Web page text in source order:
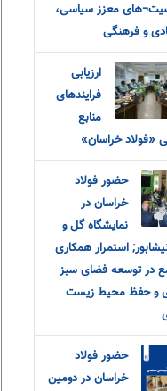
معزز سیاسی،
و فرهنگی
ارزیابی
فرایندهای
منابع
«فولاد خراسان»
حضور فولاد
خراسان در
نمایشگاه گل و
استمرار همکاری
در توسعه فضای سبز
و حفظ محیط زیست
حضور فولاد
خراسان در دومین